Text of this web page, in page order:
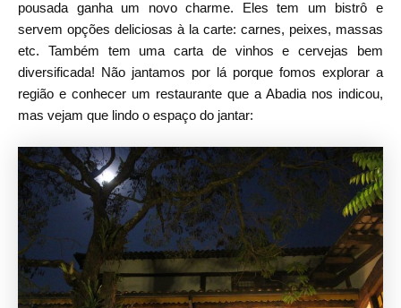
pousada ganha um novo charme. Eles tem um bistrô e
servem opções deliciosas à la carte: carnes, peixes, massas
etc. Também tem uma carta de vinhos e cervejas bem
diversificada! Não jantamos por lá porque fomos explorar a
região e conhecer um restaurante que a Abadia nos indicou,
mas vejam que lindo o espaço do jantar: